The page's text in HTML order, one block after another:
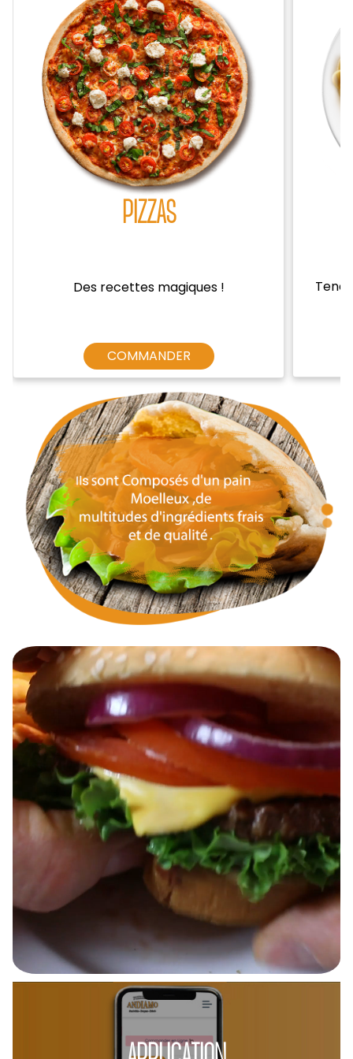
Zones de Livraison
PIZZAS
Des recettes magiques !
COMMANDER